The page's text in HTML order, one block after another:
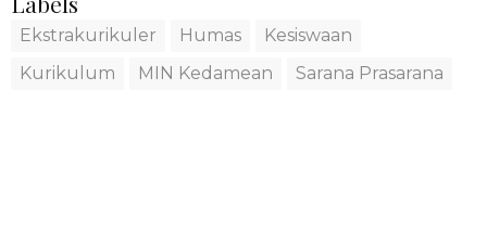
Ekstrakurikuler Humas
Kesiswaan
Kurikulum
MIN Kedamean Sarana Prasarana